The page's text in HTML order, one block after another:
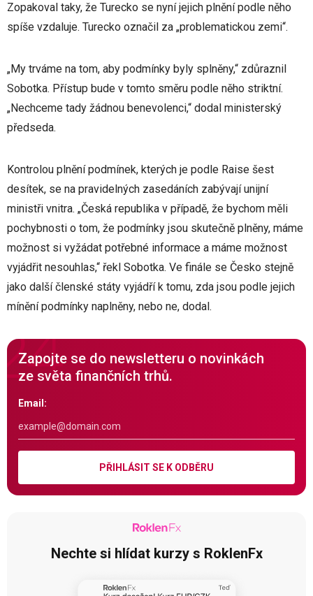
Zopakoval taky, že Turecko se nyní jejich plnění podle něho
spíše vzdaluje. Turecko označil za „problematickou zemi“.
„My trváme na tom, aby podmínky byly splněny,“ zdůraznil
Sobotka. Přístup bude v tomto směru podle něho striktní.
„Nechceme tady žádnou benevolenci,“ dodal ministerský
předseda.
Kontrolou plnění podmínek, kterých je podle Raise šest
desítek, se na pravidelných zasedáních zabývají unijní
ministři vnitra. „Česká republika v případě, že bychom měli
pochybnosti o tom, že podmínky jsou skutečně plněny, máme
možnost si vyžádat potřebné informace a máme možnost
vyjádřit nesouhlas,“ řekl Sobotka. Ve finále se Česko stejně
jako další členské státy vyjádří k tomu, zda jsou podle jejich
mínění podmínky naplněny, nebo ne, dodal.
Zapojte se do newsletteru o novinkách
ze světa finančních trhů.
Email:
PŘIHLÁSIT SE K ODBĚRU
Nechte si hlídat kurzy s RoklenFx